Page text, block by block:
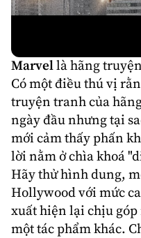
Marvellà hãng
Có một điều thú vị
truyện tranh của
ngày đầu nhưng tại
mới cảm thấy phấn
lời nằm ở chìa khoá
Hãy thử hình dung,
Hollywood với mức
xuất hiện lại chịu
một tác phẩm khác.